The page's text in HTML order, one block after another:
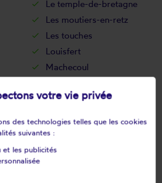
Le temple-de-bretagne
Les moutiers-en-retz
Les touches
Louisfert
Machecoul
Mauves-sur-loire
Moisdon-la-rivière
Montbert
votre vie privée
des technologies telles que les cookies
suivantes :
et les publicités